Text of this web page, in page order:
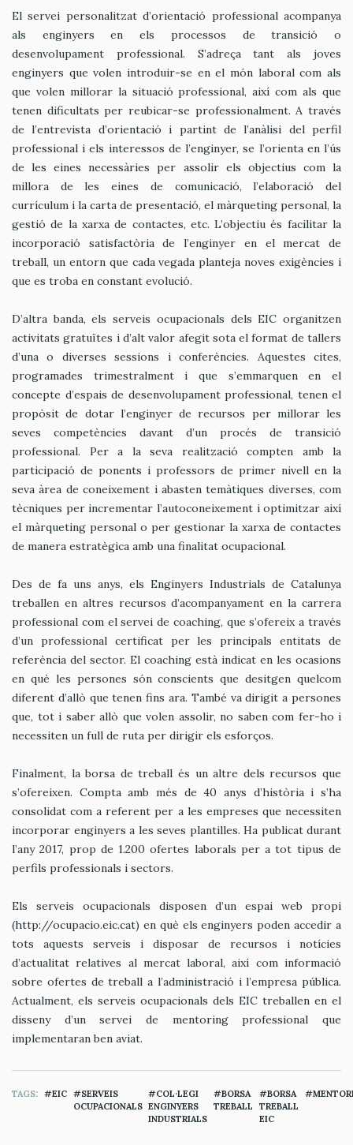
El servei personalitzat d’orientació professional acompanya
als enginyers en els processos de transició o
desenvolupament professional. S’adreça tant als joves
enginyers que volen introduir-se en el món laboral com als
que volen millorar la situació professional, així com als que
tenen dificultats per reubicar-se professionalment. A través
de l’entrevista d’orientació i partint de l’anàlisi del perfil
professional i els interessos de l’enginyer, se l’orienta en l’ús
de les eines necessàries per assolir els objectius com la
millora de les eines de comunicació, l’elaboració del
currículum i la carta de presentació, el màrqueting personal, la
gestió de la xarxa de contactes, etc. L’objectiu és facilitar la
incorporació satisfactòria de l’enginyer en el mercat de
treball, un entorn que cada vegada planteja noves exigències i
que es troba en constant evolució.
D’altra banda, els serveis ocupacionals dels EIC organitzen
activitats gratuïtes i d’alt valor afegit sota el format de tallers
d’una o diverses sessions i conferències. Aquestes cites,
programades trimestralment i que s’emmarquen en el
concepte d’espais de desenvolupament professional, tenen el
propòsit de dotar l’enginyer de recursos per millorar les
seves competències davant d’un procés de transició
professional. Per a la seva realització compten amb la
participació de ponents i professors de primer nivell en la
seva àrea de coneixement i abasten temàtiques diverses, com
tècniques per incrementar l’autoconeixement i optimitzar així
el màrqueting personal o per gestionar la xarxa de contactes
de manera estratègica amb una finalitat ocupacional.
Des de fa uns anys, els Enginyers Industrials de Catalunya
treballen en altres recursos d’acompanyament en la carrera
professional com el servei de coaching, que s’ofereix a través
d’un professional certificat per les principals entitats de
referència del sector. El coaching està indicat en les ocasions
en què les persones són conscients que desitgen quelcom
diferent d’allò que tenen fins ara. També va dirigit a persones
que, tot i saber allò que volen assolir, no saben com fer-ho i
necessiten un full de ruta per dirigir els esforços.
Finalment, la borsa de treball és un altre dels recursos que
s’ofereixen. Compta amb més de 40 anys d’història i s’ha
consolidat com a referent per a les empreses que necessiten
incorporar enginyers a les seves plantilles. Ha publicat durant
l’any 2017, prop de 1.200 ofertes laborals per a tot tipus de
perfils professionals i sectors.
Els serveis ocupacionals disposen d’un espai web propi
(http://ocupacio.eic.cat) en què els enginyers poden accedir a
tots aquests serveis i disposar de recursos i notícies
d’actualitat relatives al mercat laboral, així com informació
sobre ofertes de treball a l’administració i l’empresa pública.
Actualment, els serveis ocupacionals dels EIC treballen en el
disseny d’un servei de mentoring professional que
implementaran ben aviat.
TAGS EIC
SERVEIS
OCUPACIONALS
COL·LEGI
ENGINYERS
INDUSTRIALS
BORSA
TREBALL
BORSA
TREBALL
EIC